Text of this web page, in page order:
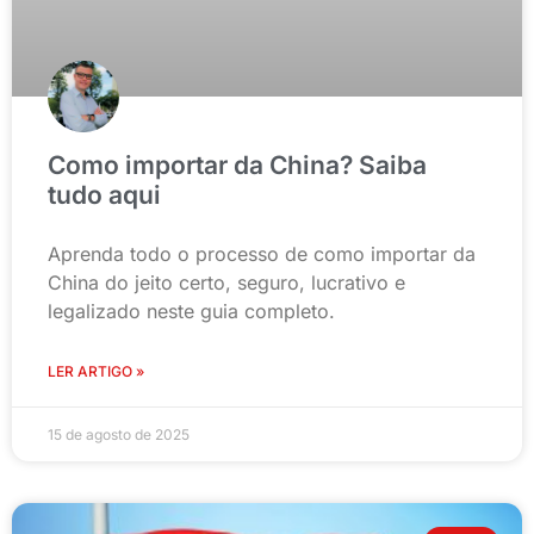
Como importar da China? Saiba
tudo aqui
Aprenda todo o processo de como importar da
China do jeito certo, seguro, lucrativo e
legalizado neste guia completo.
LER ARTIGO »
15 de agosto de 2025